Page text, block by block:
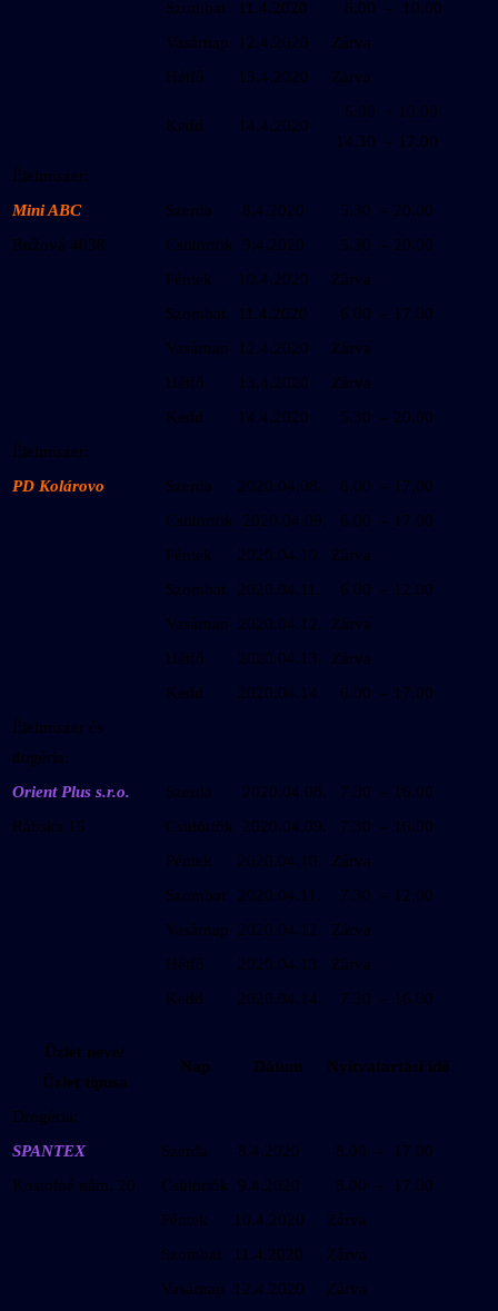
Szombat 11.4.2020
6.00 – 10.00
Vasárnap
12.4.2020
Zárva
Hétfő
13.4.2020 Zárva
Kedd 14.4.2020
6.00 – 10.00
14.30 – 17.00
Élelmiszer:
Mini ABC
Szerda 8.4.2020
5.30 – 20.00
Ružová 4038
Csütörtök 9.4.2020
5.30 – 20.00
Péntek
10.4.2020
Zárva
Szombat
11.4.2020
6.00 – 17.00
Vasárnap
12.4.2020
Zárva
Hétfő
13.4.2020
Zárva
Kedd
14.4.2020
5.30 – 20.00
Élelmiszer:
PD Kolárovo
Szerda 2020.04.08.
6.00 – 17.00
Csütörtök
2020.04.09.
6.00 – 17.00
Péntek
2020.04.10.
Zárva
Szombat
2020.04.11.
6.00 – 12.00
Vasárnap
2020.04.12.
Zárva
Hétfő
2020.04.13.
Zárva
Kedd
2020.04.14.
6.00 – 17.00
Élelmiszer és
dogéria:
Orient Plus s.r.o.
Szerda 2020.04.08.
7.30 – 16.00
Rábska 15
Csütörtök 2020.04.09.
7.30 – 16.00
Péntek
2020.04.10.
Zárva
Szombat
2020.04.11.
7.30 – 12.00
Vasárnap
2020.04.12.
Zárva
Hétfő
2020.04.13.
Zárva
Kedd
2020.04.14. 7.30 – 16.00
Üzlet neve/
Üzlet típusa
Nap Dátum Nyitvatartási idő
Drogéria:
SPANTEX
Szerda 8.4.2020
8.00 – 17.00
Kostolné nám. 20
Csütörtök 9.4.2020
8.00 – 17.00
Péntek
10.4.2020
Zárva
Szombat
11.4.2020
Zárva
Vasárnap
12.4.2020
Zárva